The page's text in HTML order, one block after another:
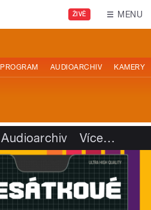
ŽIVĚ MENU
PROGRAM AUDIOARCHIV KAMERY
Audioarchiv Více…